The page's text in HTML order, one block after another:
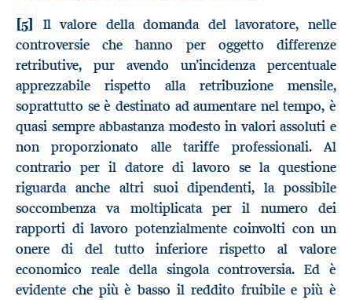
[5]
Il valore della domanda del lavoratore, nelle
controversie che hanno per oggetto differenze
retributive, pur avendo un’incidenza percentuale
apprezzabile rispetto alla retribuzione mensile,
soprattutto se è destinato ad aumentare nel tempo, è
quasi sempre abbastanza modesto in valori assoluti e
non proporzionato alle tariffe professionali. Al
contrario per il datore di lavoro se la questione
riguarda anche altri suoi dipendenti, la possibile
soccombenza va moltiplicata per il numero dei
rapporti di lavoro potenzialmente coinvolti con un
onere di del tutto inferiore rispetto al valore
economico reale della singola controversia. Ed è
evidente che più è basso il reddito fruibile e più è